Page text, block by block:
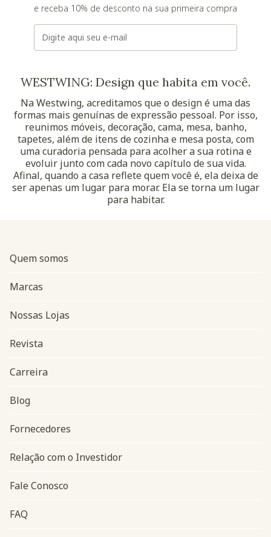
e receba 10% de desconto na sua primeira compra
E-mail
WESTWING: Design que habita em você.
Na Westwing, acreditamos que o design é uma das
formas mais genuínas de expressão pessoal. Por isso,
reunimos móveis, decoração, cama, mesa, banho,
tapetes, além de itens de cozinha e mesa posta, com
uma curadoria pensada para acolher a sua rotina e
evoluir junto com cada novo capítulo de sua vida.
Afinal, quando a casa reflete quem você é, ela deixa de
ser apenas um lugar para morar. Ela se torna um lugar
para habitar.
Navegação do rodapé
Quem somos
Marcas
Nossas Lojas
Revista
Carreira
Blog
Fornecedores
Relação com o Investidor
Fale Conosco
FAQ